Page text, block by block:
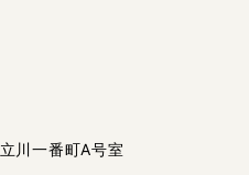
川一番町A号室